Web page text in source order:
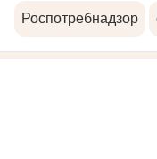
Роспотребнадзор